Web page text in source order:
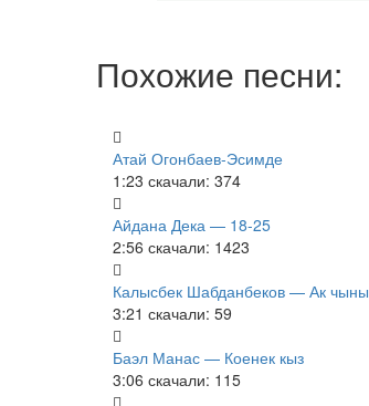
Похожие песни:
Атай Огонбаев-Эсимде
1:23 скачали: 374
Айдана Дека — 18-25
2:56 скачали: 1423
Калысбек Шабданбеков — Ак чыны
3:21 скачали: 59
Баэл Манас — Коенек кыз
3:06 скачали: 115